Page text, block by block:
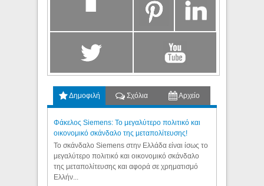
Δημοφιλή Σχόλια Αρχείο
Φάκελος Siemens: Το μεγαλύτερο πολιτικό και
οικονομικό σκάνδαλο της μεταπολίτευσης!
Το σκάνδαλο Siemens στην Ελλάδα είναι ίσως το
μεγαλύτερο πολιτικό και οικονομικό σκάνδαλο
της μεταπολίτευσης και αφορά σε χρηματισμό
Ελλήν...